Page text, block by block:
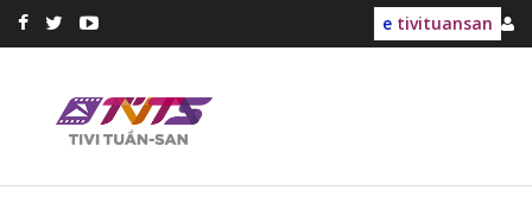
e tivituansan